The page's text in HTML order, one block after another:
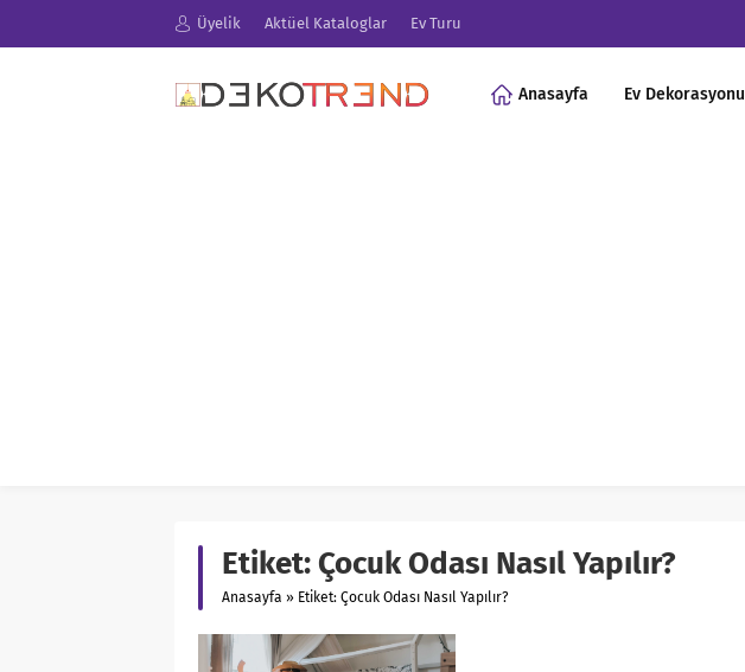
Üyelik Aktüel Kataloglar Ev Turu
Anasayfa Ev Dekorasyonu
Etiket:Çocuk Odası Nasıl Yapılır?
Anasayfa » Etiket: Çocuk Odası Nasıl Yapılır?